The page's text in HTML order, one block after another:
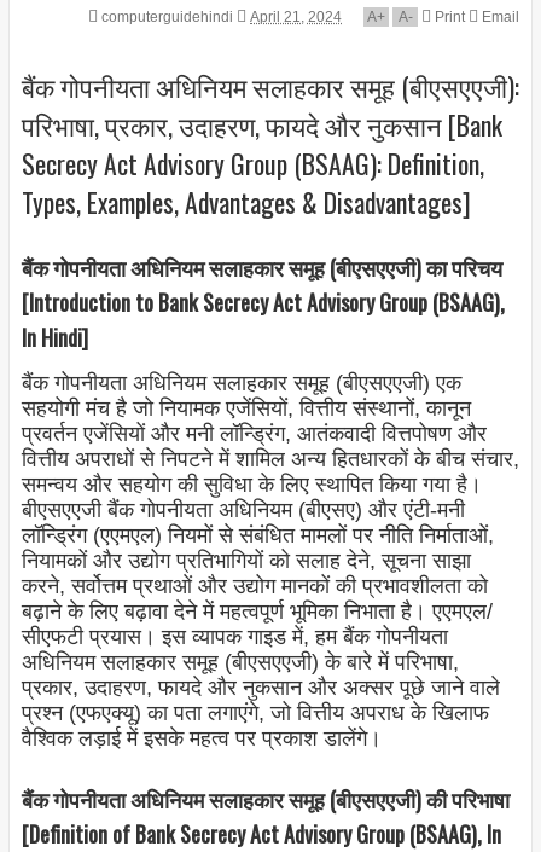
computerguidehindi April 21, 2024 A+ A- Print Email
बैंक गोपनीयता अधिनियम सलाहकार समूह (बीएसएएजी):
परिभाषा, प्रकार, उदाहरण, फायदे और नुकसान [Bank
Secrecy Act Advisory Group (BSAAG): Definition,
Types, Examples, Advantages & Disadvantages]
बैंक गोपनीयता अधिनियम सलाहकार समूह (बीएसएएजी) का परिचय
[Introduction to Bank Secrecy Act Advisory Group (BSAAG),
In Hindi]
बैंक गोपनीयता अधिनियम सलाहकार समूह (बीएसएएजी) एक
सहयोगी मंच है जो नियामक एजेंसियों, वित्तीय संस्थानों, कानून
प्रवर्तन एजेंसियों और मनी लॉन्ड्रिंग, आतंकवादी वित्तपोषण और
वित्तीय अपराधों से निपटने में शामिल अन्य हितधारकों के बीच संचार,
समन्वय और सहयोग की सुविधा के लिए स्थापित किया गया है।
बीएसएएजी बैंक गोपनीयता अधिनियम (बीएसए) और एंटी-मनी
लॉन्ड्रिंग (एएमएल) नियमों से संबंधित मामलों पर नीति निर्माताओं,
नियामकों और उद्योग प्रतिभागियों को सलाह देने, सूचना साझा
करने, सर्वोत्तम प्रथाओं और उद्योग मानकों की प्रभावशीलता को
बढ़ाने के लिए बढ़ावा देने में महत्वपूर्ण भूमिका निभाता है। एएमएल/
सीएफटी प्रयास। इस व्यापक गाइड में, हम बैंक गोपनीयता
अधिनियम सलाहकार समूह (बीएसएएजी) के बारे में परिभाषा,
प्रकार, उदाहरण, फायदे और नुकसान और अक्सर पूछे जाने वाले
प्रश्न (एफएक्यू) का पता लगाएंगे, जो वित्तीय अपराध के खिलाफ
वैश्विक लड़ाई में इसके महत्व पर प्रकाश डालेंगे।
बैंक गोपनीयता अधिनियम सलाहकार समूह (बीएसएएजी) की परिभाषा
[Definition of Bank Secrecy Act Advisory Group (BSAAG), In